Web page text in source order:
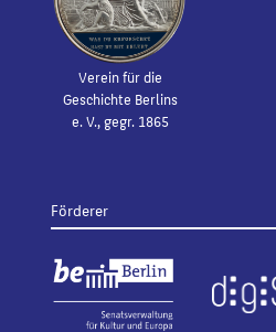
Verein für die
Geschichte Berlins
e. V., gegr. 1865
Förderer